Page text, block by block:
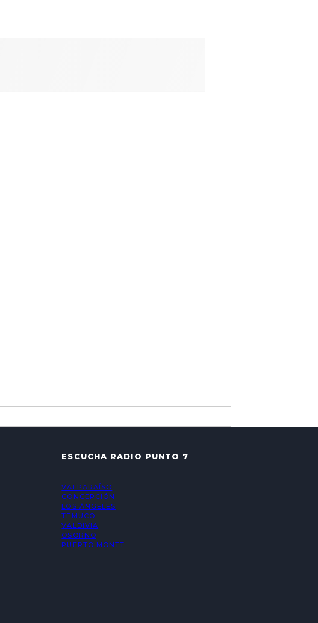
ESCUCHA RADIO PUNTO 7
VALPARAÍSO
CONCEPCIÓN
LOS ÁNGELES
TEMUCO
VALDIVIA
OSORNO
PUERTO MONTT